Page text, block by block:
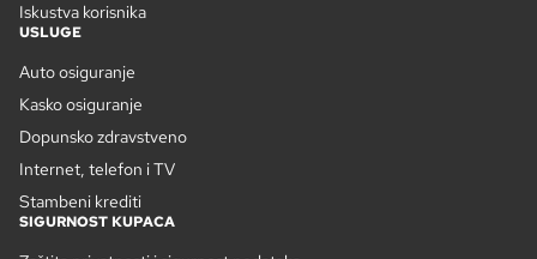
Iskustva korisnika
USLUGE
Auto osiguranje
Kasko osiguranje
Dopunsko zdravstveno
Internet, telefon i TV
Stambeni krediti
SIGURNOST KUPACA